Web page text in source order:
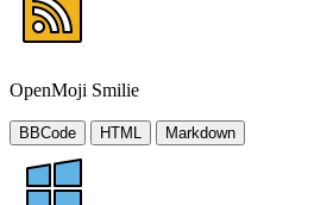
OpenMoji Smilie
BBCode HTML Markdown